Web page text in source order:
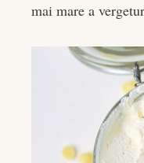
mai mare a